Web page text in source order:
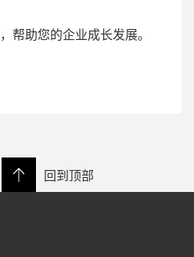
帮助您的企业成长发展。
回到顶部